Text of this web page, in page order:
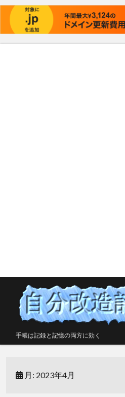
手帳は記録と記憶の両方に効く
無料の手帳ダウンロードページ
月: 2023年4月